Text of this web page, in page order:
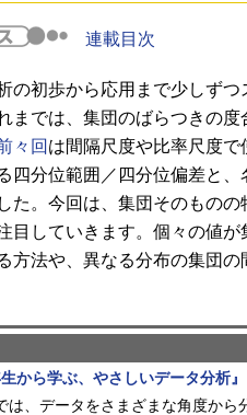
連載目次
の初歩から応用まで少しずつ
までは、集団のばらつきの
々回 は間隔尺度や比率尺度で
四分位範囲／四分位偏差と
た。今回は、集団そのもの
目していきます。個々の値
方法や、異なる分布の集団
生から学ぶ、やさしいデータ分析』
、データをさまざまな角度から